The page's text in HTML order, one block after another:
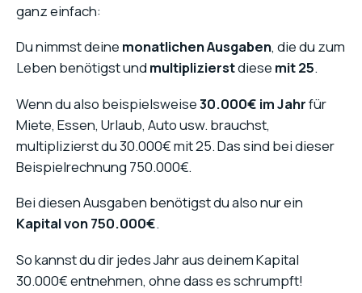
ganz einfach:
Du nimmst deine monatlichen Ausgaben, die du zum
Leben benötigst undmultiplizierstdiese mit 25.
Wenn du also beispielsweise30.000€ im Jahrfür
Miete, Essen, Urlaub, Auto usw. brauchst,
multiplizierst du 30.000€ mit 25. Das sind bei dieser
Beispielrechnung 750.000€.
Bei diesen Ausgaben benötigst du also nur ein
Kapital von 750.000€.
So kannst du dir jedes Jahr aus deinem Kapital
30.000€ entnehmen, ohne dass es schrumpft!